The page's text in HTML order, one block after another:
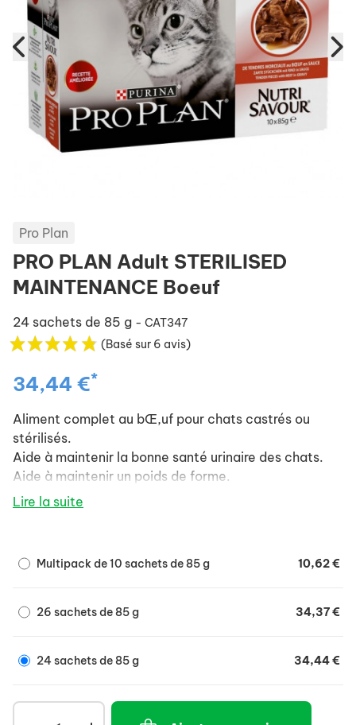
Pro Plan
PRO PLAN Adult STERILISED
MAINTENANCE Boeuf
24 sachets de 85 g - CAT347
(Basé sur 6 avis)
34,44 €*
Aliment complet au bŒ,uf pour chats castrés ou
stérilisés.
Aide à maintenir la bonne santé urinaire des chats.
Aide à maintenir un poids de forme.
Lire la suite
Multipack de 10 sachets de 85 g 10,62 €
26 sachets de 85 g 34,37 €
24 sachets de 85 g 34,44 €